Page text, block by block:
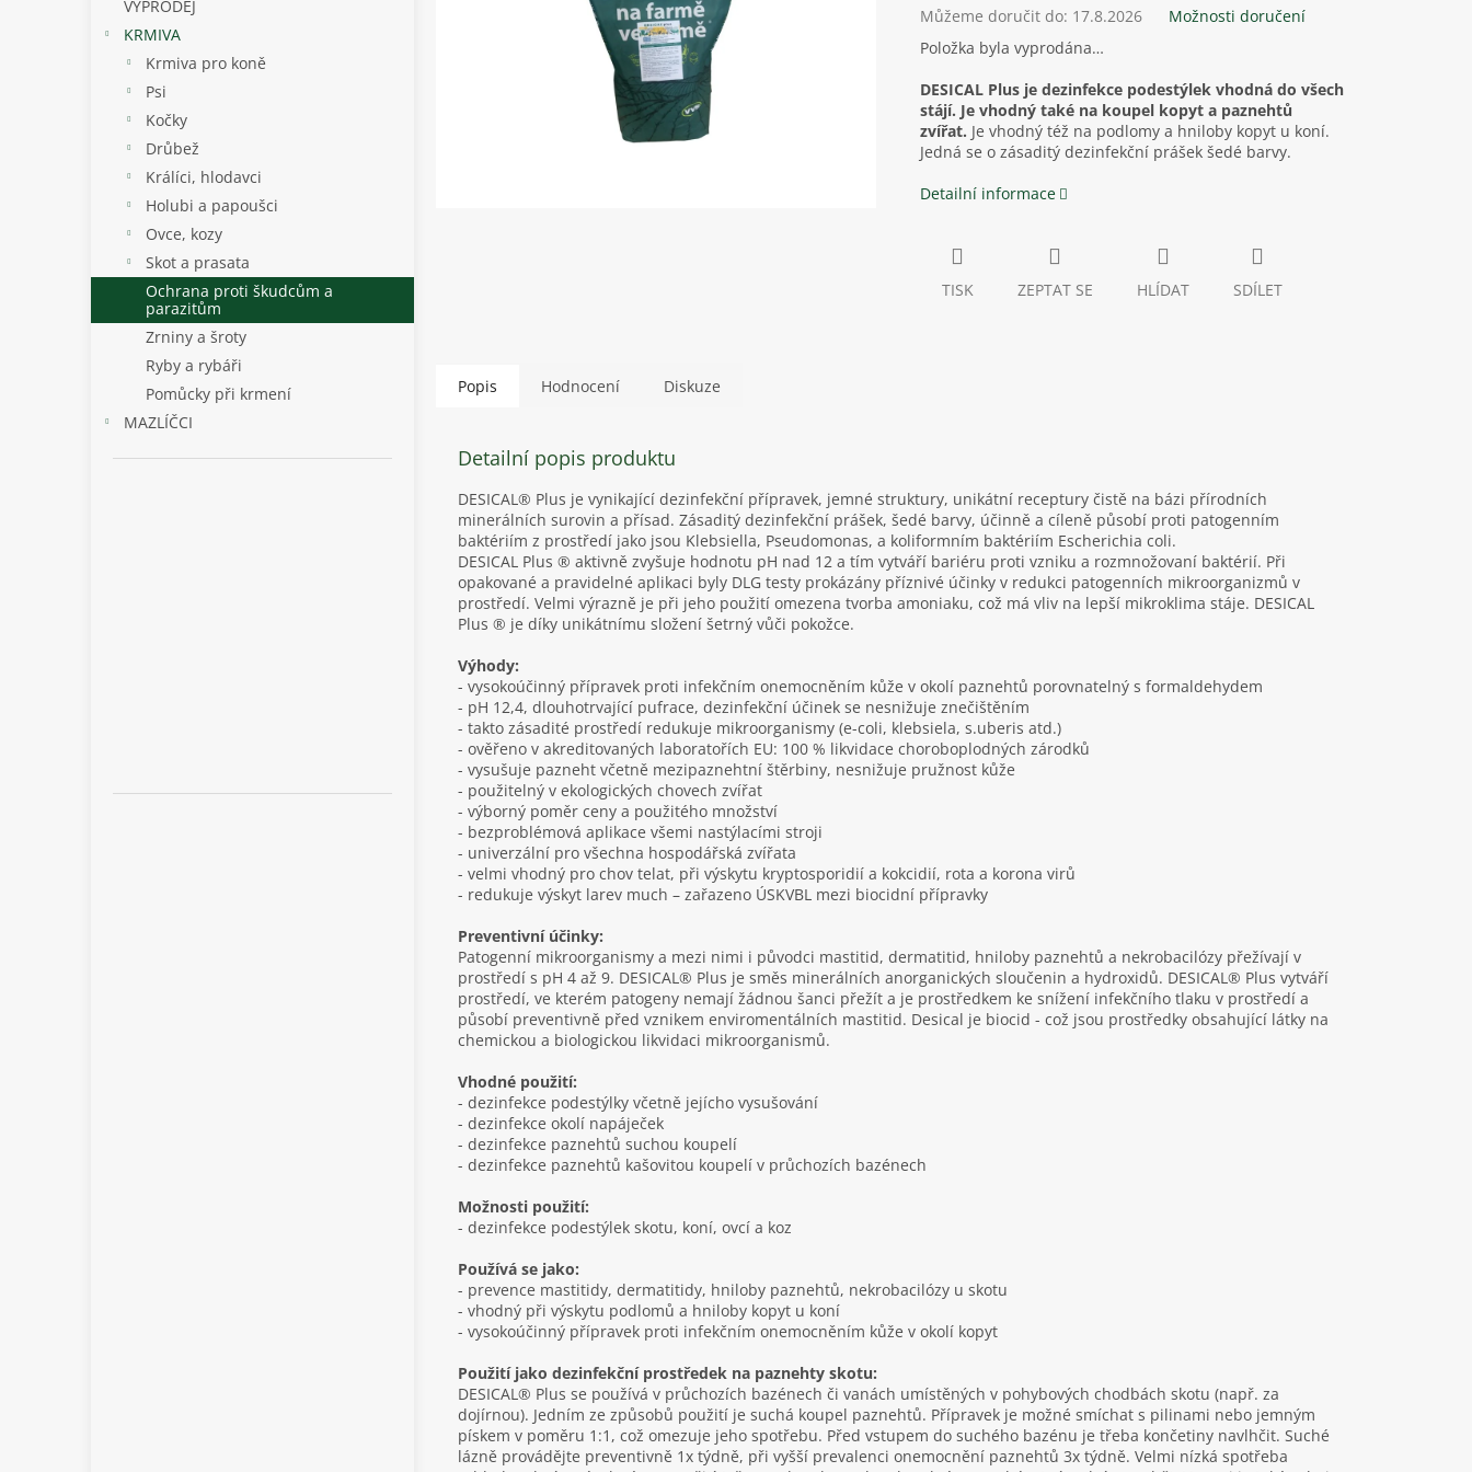
VÝPRODEJ
KRMIVA
Krmiva pro koně
Psi
Kočky
Drůbež
Králíci, hlodavci
Holubi a papoušci
Ovce, kozy
Skot a prasata
Ochrana proti škudcům a
parazitům
Zrniny a šroty
Ryby a rybáři
Pomůcky při krmení
MAZLÍČCI
Můžeme doručit do: 17.8.2026
Možnosti doručení
Položka byla vyprodána…
DESICAL Plus je dezinfekce podestýlek vhodná do všech
stájí. Je vhodný také na koupel kopyt a paznehtů
zvířat. Je vhodný též na podlomy a hniloby kopyt u koní.
Jedná se o zásaditý dezinfekční prášek šedé barvy.
Detailní informace
TISK ZEPTAT SE HLÍDAT SDÍLET
Popis Hodnocení Diskuze
Detailní popis produktu
DESICAL® Plus je vynikající dezinfekční přípravek, jemné struktury, unikátní receptury čistě na bázi přírodních
minerálních surovin a přísad. Zásaditý dezinfekční prášek, šedé barvy, účinně a cíleně působí proti patogenním
baktériím z prostředí jako jsou Klebsiella, Pseudomonas, a koliformním baktériím Escherichia coli.
DESICAL Plus ® aktivně zvyšuje hodnotu pH nad 12 a tím vytváří bariéru proti vzniku a rozmnožovaní baktérií. Při
opakované a pravidelné aplikaci byly DLG testy prokázány příznivé účinky v redukci patogenních mikroorganizmů v
prostředí. Velmi výrazně je při jeho použití omezena tvorba amoniaku, což má vliv na lepší mikroklima stáje. DESICAL
Plus ® je díky unikátnímu složení šetrný vůči pokožce.
Výhody:
- vysokoúčinný přípravek proti infekčním onemocněním kůže v okolí paznehtů porovnatelný s formaldehydem
- pH 12,4, dlouhotrvající pufrace, dezinfekční účinek se nesnižuje znečištěním
- takto zásadité prostředí redukuje mikroorganismy (e-coli, klebsiela, s.uberis atd.)
- ověřeno v akreditovaných laboratořích EU: 100 % likvidace choroboplodných zárodků
- vysušuje pazneht včetně mezipaznehtní štěrbiny, nesnižuje pružnost kůže
- použitelný v ekologických chovech zvířat
- výborný poměr ceny a použitého množství
- bezproblémová aplikace všemi nastýlacími stroji
- univerzální pro všechna hospodářská zvířata
- velmi vhodný pro chov telat, při výskytu kryptosporidií a kokcidií, rota a korona virů
- redukuje výskyt larev much – zařazeno ÚSKVBL mezi biocidní přípravky
Preventivní účinky:
Patogenní mikroorganismy a mezi nimi i původci mastitid, dermatitid, hniloby paznehtů a nekrobacilózy přežívají v
prostředí s pH 4 až 9. DESICAL® Plus je směs minerálních anorganických sloučenin a hydroxidů. DESICAL® Plus vytváří
prostředí, ve kterém patogeny nemají žádnou šanci přežít a je prostředkem ke snížení infekčního tlaku v prostředí a
působí preventivně před vznikem enviromentálních mastitid. Desical je biocid - což jsou prostředky obsahující látky na
chemickou a biologickou likvidaci mikroorganismů.
Vhodné použití:
- dezinfekce podestýlky včetně jejícho vysušování
- dezinfekce okolí napáječek
- dezinfekce paznehtů suchou koupelí
- dezinfekce paznehtů kašovitou koupelí v průchozích bazénech
Možnosti použití:
- dezinfekce podestýlek skotu, koní, ovcí a koz
Používá se jako:
- prevence mastitidy, dermatitidy, hniloby paznehtů, nekrobacilózy u skotu
- vhodný při výskytu podlomů a hniloby kopyt u koní
- vysokoúčinný přípravek proti infekčním onemocněním kůže v okolí kopyt
Použití jako dezinfekční prostředek na paznehty skotu:
DESICAL® Plus se používá v průchozích bazénech či vanách umístěných v pohybových chodbách skotu (např. za
dojírnou). Jedním ze způsobů použití je suchá koupel paznehtů. Přípravek je možné smíchat s pilinami nebo jemným
pískem v poměru 1:1, což omezuje jeho spotřebu. Před vstupem do suchého bazénu je třeba končetiny navlhčit. Suché
lázně provádějte preventivně 1x týdně, při vyšší prevalenci onemocnění paznehtů 3x týdně. Velmi nízká spotřeba